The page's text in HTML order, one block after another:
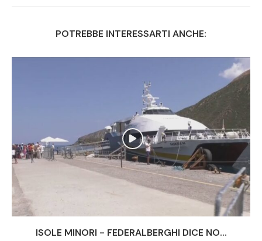
POTREBBE INTERESSARTI ANCHE:
ISOLE MINORI - FEDERALBERGHI DICE NO...